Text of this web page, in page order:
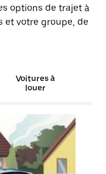
options de trajet à
et votre groupe, de
Voitures à
louer